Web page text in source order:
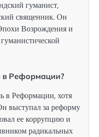
гуманист,
священник. Он
Возрождения и
в Реформации?
в Реформации, хотя
выступал за реформу
ее коррупцию и
радикальных